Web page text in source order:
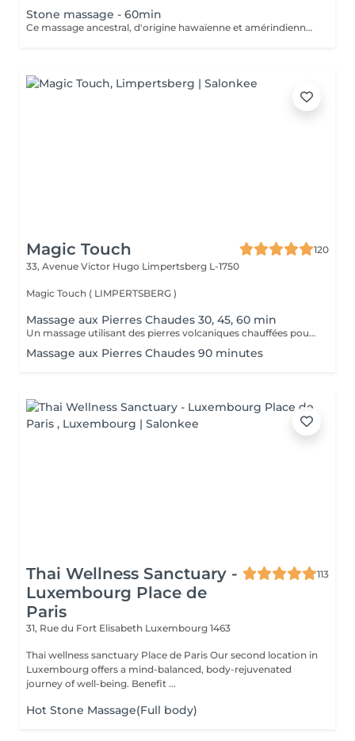
Stone massage - 60min
Ce massage ancestral, d'origine hawaïenne et amérindienne, vous offre une synergie magique entre les mains de l'esthéticienne et la chaleur des pierres volcaniques en basaltes composées de laves pure pour une détente extrême. Une douce chaleur vous enveloppe et vous procure une sensation de bien-être. Avec leurs différentes vertus thérapeutiques, les pierres sont déposées sur les points sensibles et/ou douloureux du corps. Un lâché pris qui détoxifie l'organisme et améliore la circulation sanguine. Outre leur effet drainant et relaxant, elles stimulent les muscles et défont les nuds pour une sensation réconfortante.
Magic Touch
120
33, Avenue Victor Hugo Limpertsberg L-1750
Magic Touch ( LIMPERTSBERG )
Massage aux Pierres Chaudes 30, 45, 60 min
Un massage utilisant des pierres volcaniques chauffées pour détendre les muscles en profondeur et stimuler la circulation. Un soin réconfortant et enveloppant.
Massage aux Pierres Chaudes 90 minutes
Thai Wellness Sanctuary -
Luxembourg Place de
Paris
113
31, Rue du Fort Elisabeth Luxembourg 1463
Thai wellness sanctuary Place de Paris Our second location in
Luxembourg offers a mind-balanced, body-rejuvenated
journey of well-being. Benefit ...
Hot Stone Massage(Full body)